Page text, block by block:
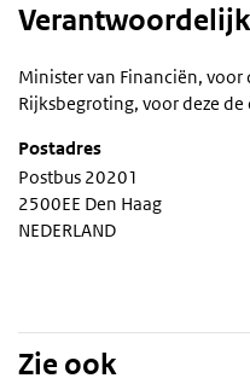
Minister van Financiën, voor
Rijksbegroting, voor deze
Postadres
Postbus 20201
2500EE Den Haag
NEDERLAND
Zie ook